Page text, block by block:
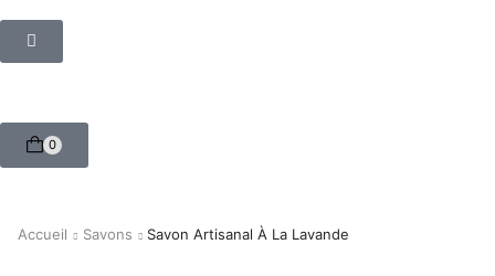
0
Accueil Savons Savon Artisanal À La Lavande